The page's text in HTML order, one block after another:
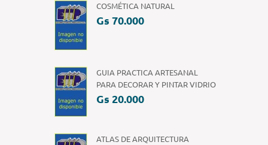
COSMÉTICA NATURAL
Gs 70.000
GUIA PRACTICA ARTESANAL
PARA DECORAR Y PINTAR VIDRIO
Gs 20.000
ATLAS DE ARQUITECTURA